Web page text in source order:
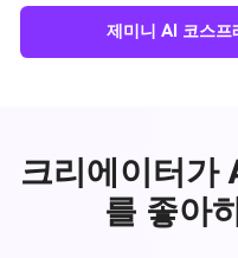
제미니 AI 코스프
크리에이터가
를 좋아